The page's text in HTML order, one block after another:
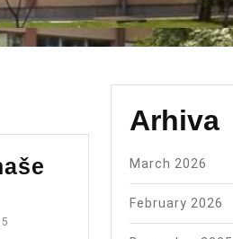
Arhiva
March 2026
February 2026